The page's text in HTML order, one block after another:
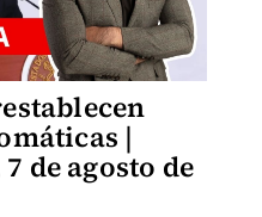
|
de agosto de